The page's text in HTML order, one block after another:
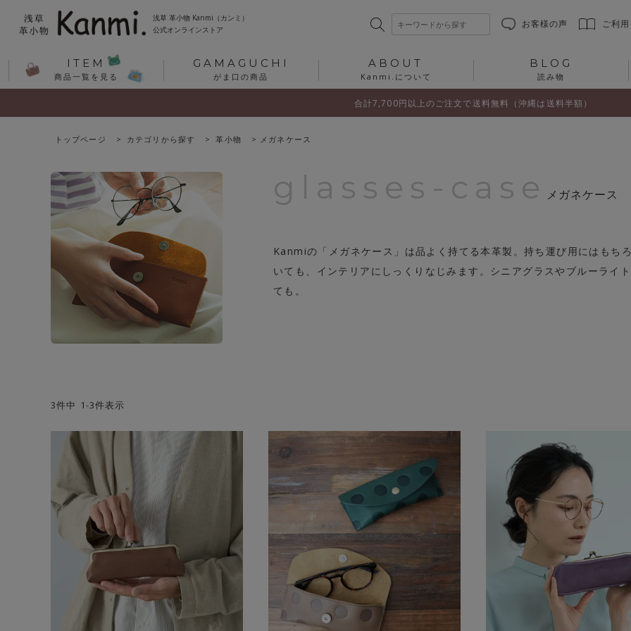
浅草 革小物 Kanmi（カンミ）
公式オンラインストア
お客様の声 ご利
ITEM
商品一覧を見る
GAMAGUCHI
がま口の商品
ABOUT
Kanmi.について
BLOG
読み物
合計7,700円以上のご注文で送料無料（沖縄は送料半額）
トップページ カテゴリから探す 革小物 メガネケース
glasses-case メガネケース
Kanmiの「メガネケース」は品よく持てる本革製。持ち運び用にはもち
いても、インテリアにしっくりなじみます。シニアグラスやブルーライ
ても。
3件中 1-3件表示